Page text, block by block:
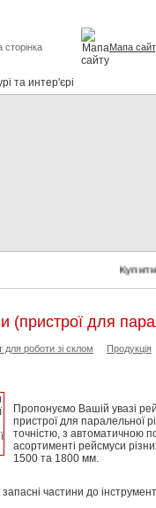
сторінка Мапа
(пристрої для
для роботи зі склом Продукція
Пропонуємо Вашій увазі
пристрої для паралельної
точністю, з автоматичною
асортименті рейсмуси
1500 та 1800 мм.
частини до